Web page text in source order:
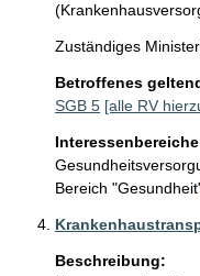
Zuständiges
Betroffenes
SGB 5 [alle RV
Bereich
Beschreibung: